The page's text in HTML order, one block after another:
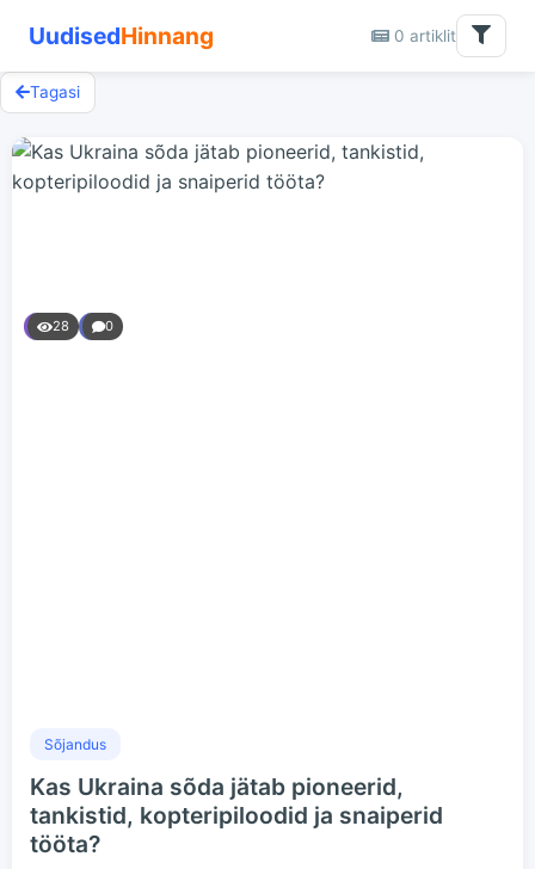
UudisedHinnang 0 artiklit
Tagasi
28 0
Sõjandus
Kas Ukraina sõda jätab pioneerid,
tankistid, kopteripiloodid ja snaiperid
tööta?